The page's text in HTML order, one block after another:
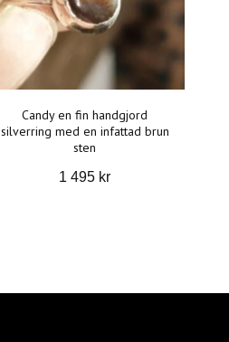
Candy en fin handgjord
silverring med en infattad brun
sten
1 495 kr